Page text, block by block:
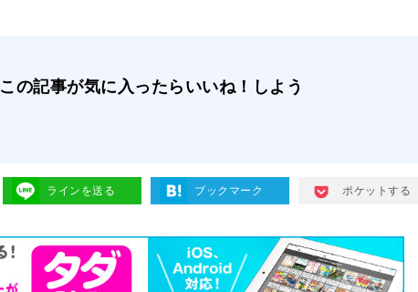
この記事が気に入ったらいいね！しよう
ラインを送る ブックマーク ポケットする